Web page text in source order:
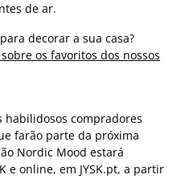
de ar.
decorar a sua casa?
os favoritos dos nossos
habilidosos compradores
farão parte da próxima
Nordic Mood estará
e online, em JYSK.pt, a partir